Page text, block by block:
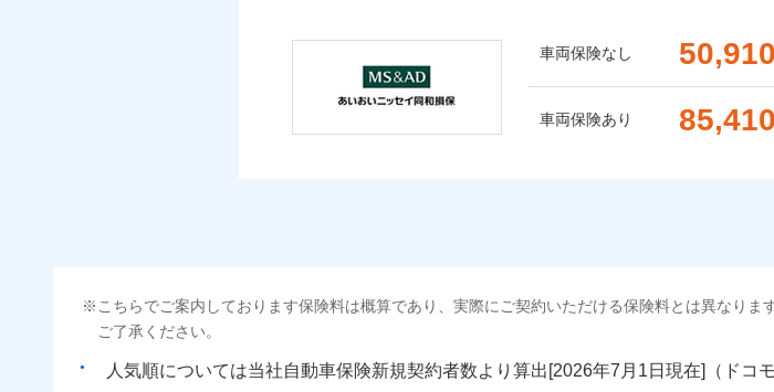
車両保険なし 50,910
車両保険あり 85,410
こちらでご案内しております保険料は概算であり、実際にご契約いただける保険料とは異なり
ご了承ください。
人気順については当社 新規契約者数より算出[ 年 月 日現在]（ドコ